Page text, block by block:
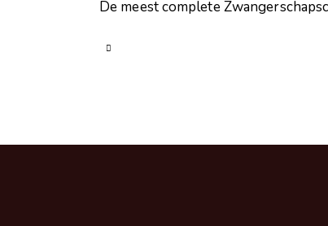
De meest complete